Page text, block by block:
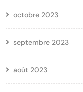
octobre 2023
septembre 2023
août 2023